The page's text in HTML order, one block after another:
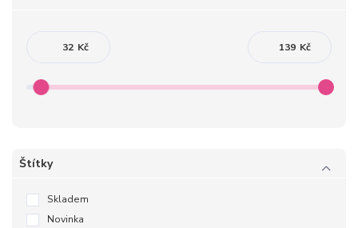
Kč Kč
Štítky
Skladem
Novinka